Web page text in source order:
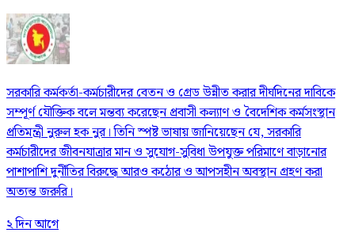
সরকারি কর্মকর্তা-কর্মচারীদের বেতন ও গ্রেড উন্নীত করার দীর্ঘদিনের দাবিকে
সম্পূর্ণ যৌক্তিক বলে মন্তব্য করেছেন প্রবাসী কল্যাণ ও বৈদেশিক কর্মসংস্থান
প্রতিমন্ত্রী নুরুল হক নুর। তিনি স্পষ্ট ভাষায় জানিয়েছেন যে, সরকারি
কর্মচারীদের জীবনযাত্রার মান ও সুযোগ-সুবিধা উপযুক্ত পরিমাণে বাড়ানোর
পাশাপাশি দুর্নীতির বিরুদ্ধে আরও কঠোর ও আপসহীন অবস্থান গ্রহণ করা
অত্যন্ত জরুরি।
২ দিন আগে